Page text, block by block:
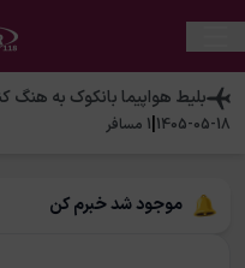
بلیط هواپیمابانکوک به هنگ
1405-05-18
|
1 مسافر
موجود شد خبرم کن